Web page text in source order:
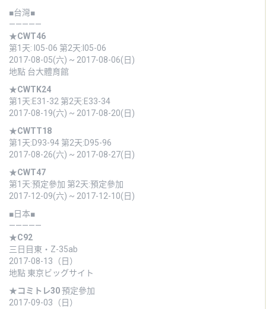
■台灣■
—————
★CWT46
第1天: I05-06 第2天:I05-06
2017-08-05(六) ~ 2017-08-06(日)
地點 台大體育館
★CWTK24
第1天:E31-32 第2天:E33-34
2017-08-19(六) ~ 2017-08-20(日)
★CWTT18
第1天:D93-94 第2天:D95-96
2017-08-26(六) ~ 2017-08-27(日)
★CWT47
第1天:預定參加 第2天:預定參加
2017-12-09(六) ~ 2017-12-10(日)
■日本■
—————
★C92
三日目東・Z-35ab
2017-08-13（日）
地點 東京ビッグサイト
★コミトレ30預定參加
2017-09-03（日）